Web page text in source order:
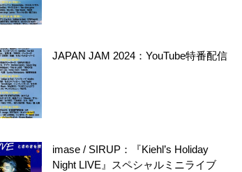
JAPAN JAM 2024：YouTube特番配信
imase / SIRUP：『Kiehl’s Holiday
Night LIVE』スペシャルミニライブ